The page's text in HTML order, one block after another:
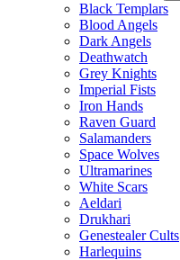
Black Templars
Blood Angels
Dark Angels
Deathwatch
Grey Knights
Imperial Fists
Iron Hands
Raven Guard
Salamanders
Space Wolves
Ultramarines
White Scars
Aeldari
Drukhari
Genestealer Cults
Harlequins